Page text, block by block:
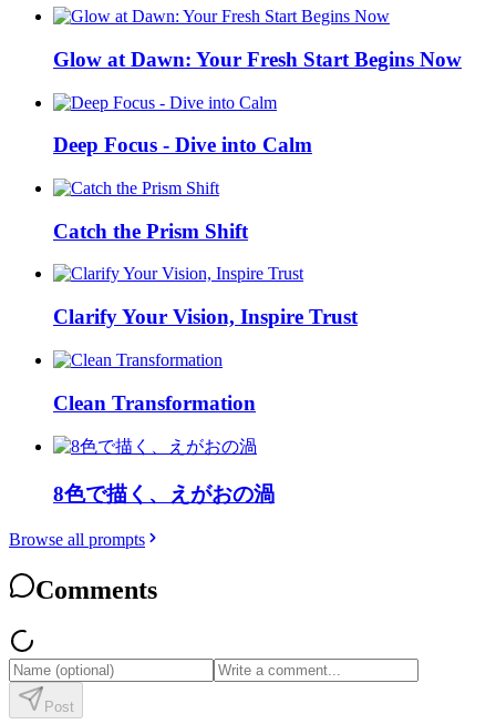
Glow at Dawn: Your Fresh Start Begins Now
Deep Focus - Dive into Calm
Catch the Prism Shift
Clarify Your Vision, Inspire Trust
Clean Transformation
8色で描く、えがおの渦
Browse all prompts
Comments
Post